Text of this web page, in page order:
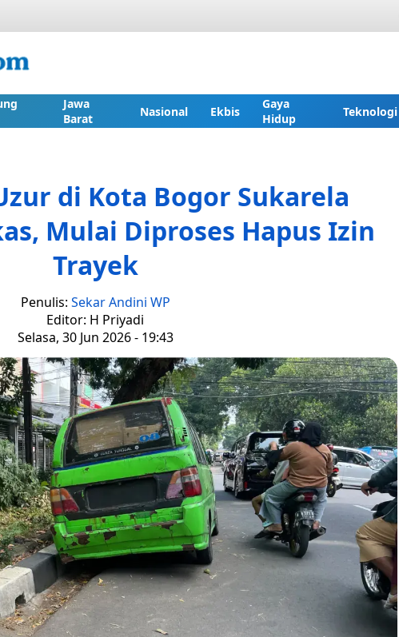
Jawa
Barat
Nasional Ekbis
Gaya
Hidup
Teknologi
di Kota Bogor Sukarela
Mulai Diproses Hapus Izin
Trayek
Penulis: Sekar Andini WP
Editor: H Priyadi
Selasa, 30 Jun 2026 - 19:43